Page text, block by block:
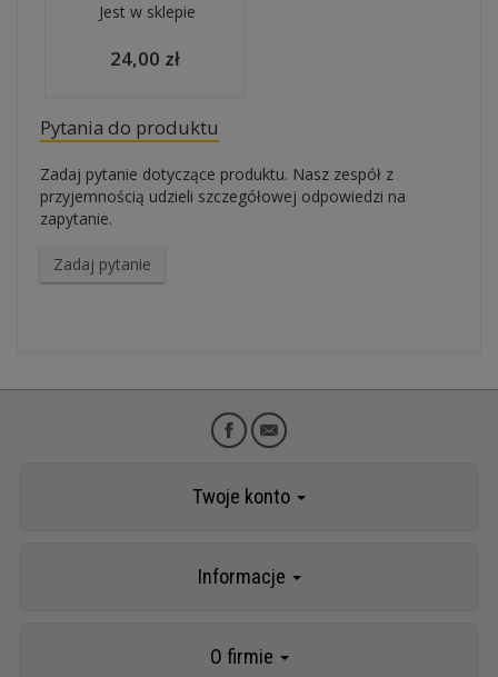
Jest w sklepie
24,00 zł
Pytania do produktu
Zadaj pytanie dotyczące produktu. Nasz zespół z
przyjemnością udzieli szczegółowej odpowiedzi na
zapytanie.
Zadaj pytanie
Twoje konto
Informacje
O firmie